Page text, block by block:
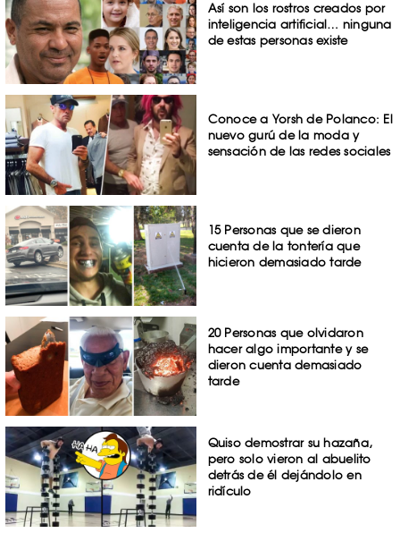
Así son los rostros creados por
inteligencia artificial… ninguna
de estas personas existe
Conoce a Yorsh de Polanco: El
nuevo gurú de la moda y
sensación de las redes sociales
15 Personas que se dieron
cuenta de la tontería que
hicieron demasiado tarde
20 Personas que olvidaron
hacer algo importante y se
dieron cuenta demasiado
tarde
Quiso demostrar su hazaña,
pero solo vieron al abuelito
detrás de él dejándolo en
ridículo